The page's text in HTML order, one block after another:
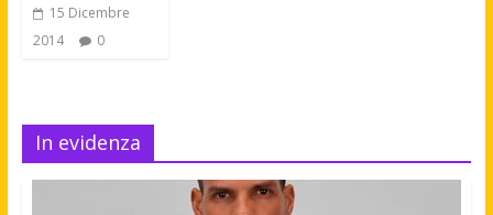
15 Dicembre
2014
0
In evidenza